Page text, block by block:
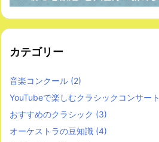
カテゴリー
音楽コンクール (2)
YouTubeで楽しむクラシックコンサート
おすすめのクラシック (3)
オーケストラの豆知識 (4)